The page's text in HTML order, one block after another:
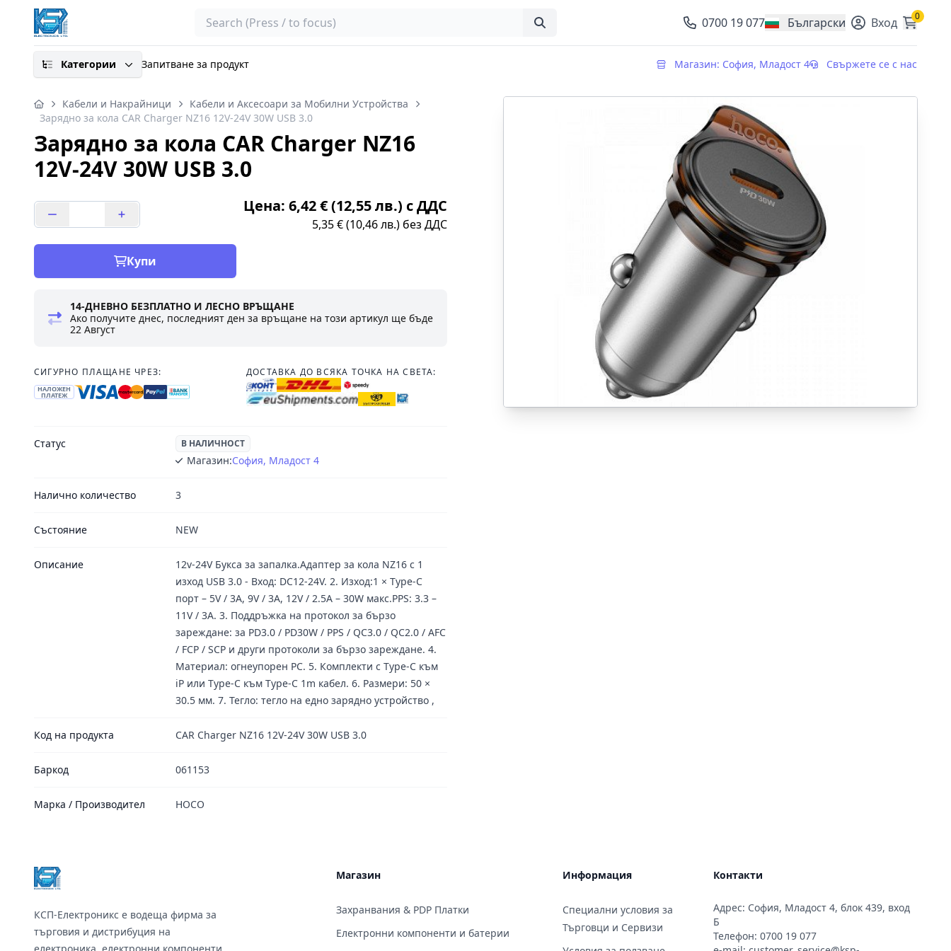
Search 0700 19 077 Български
, change currency Вход 0
Категории Запитване за продукт Магазин: София, Младост 4 Свържете се с нас
Кабели и Накрайници
Кабели и Аксесоари за Мобилни Устройства
Зарядно за кола CAR Charger NZ16 12V-24V 30W USB 3.0
Зарядно за кола CAR Charger NZ16
12V-24V 30W USB 3.0
Цена: 6,42 € (12,55 лв.) с ДДС
5,35 € (10,46 лв.) без ДДС
Купи
14-ДНЕВНО БЕЗПЛАТНО И ЛЕСНО ВРЪЩАНЕ
Ако получите днес, последният ден за връщане на този артикул ще бъде
22 Август
СИГУРНО ПЛАЩАНЕ ЧРЕЗ:
НАЛОЖЕН
ПЛАТЕЖ
ДОСТАВКА ДО ВСЯКА ТОЧКА НА СВЕТА:
Статус В НАЛИЧНОСТ
Магазин:София, Младост 4
Налично количество 3
Състояние NEW
Описание
12v-24V Букса за запалка.Адаптер за кола NZ16 с 1
изход USB 3.0 - Вход: DC12-24V. 2. Изход:1 × Type-C
порт – 5V / 3A, 9V / 3A, 12V / 2.5A – 30W макс.PPS: 3.3 –
11V / 3A. 3. Поддръжка на протокол за бързо
зареждане: за PD3.0 / PD30W / PPS / QC3.0 / QC2.0 / AFC
/ FCP / SCP и други протоколи за бързо зареждане. 4.
Материал: огнеупорен PC. 5. Комплекти с Type-C към
iP или Type-C към Type-C 1m кабел. 6. Размери: 50 ×
30.5 мм. 7. Тегло: тегло на едно зарядно устройство ,
Код на продукта CAR Charger NZ16 12V-24V 30W USB 3.0
Баркод 061153
Марка / Производител HOCO
КСП-Електроникс е водеща фирма за
търговия и дистрибуция на
Магазин
Захранвания & PDP Платки
Електронни компоненти и батерии
Информация
Специални условия за
Търговци и Сервизи
Контакти
Адрес: София, Младост 4, блок 439, вход
Б
Телефон: 0700 19 077